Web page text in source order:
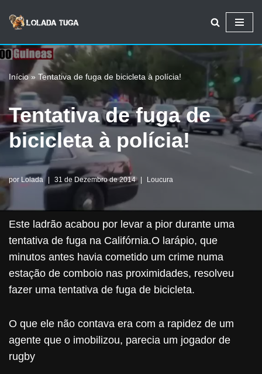
Avançar
para
conteúdo
Início» Tentativa de fuga de bicicleta à polícia!
Tentativa de fuga de
bicicleta à polícia!
por Lolada 31 de Dezembro de 2014 Loucura
Este ladrão acabou por levar a pior durante uma
tentativa de fuga na Califórnia.O larápio, que
minutos antes havia cometido um crime numa
estação de comboio nas proximidades, resolveu
fazer uma tentativa de fuga de bicicleta.
O que ele não contava era com a rapidez de um
agente que o imobilizou, parecia um jogador de
rugby